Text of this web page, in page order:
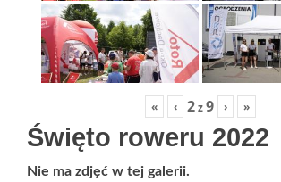
« ‹ 2z9 › »
Święto roweru 2022
Nie ma zdjęć w tej galerii.